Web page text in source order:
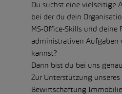
Du suchst eine vielseitige
bei der du dein
MS‑Office-Skills und deine
administrativen Aufgaben
kannst?
Dann bist du bei uns
Zur Unterstützung unseres
Bewirtschaftung